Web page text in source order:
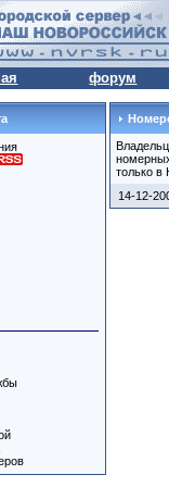
форум
только в
14-12-